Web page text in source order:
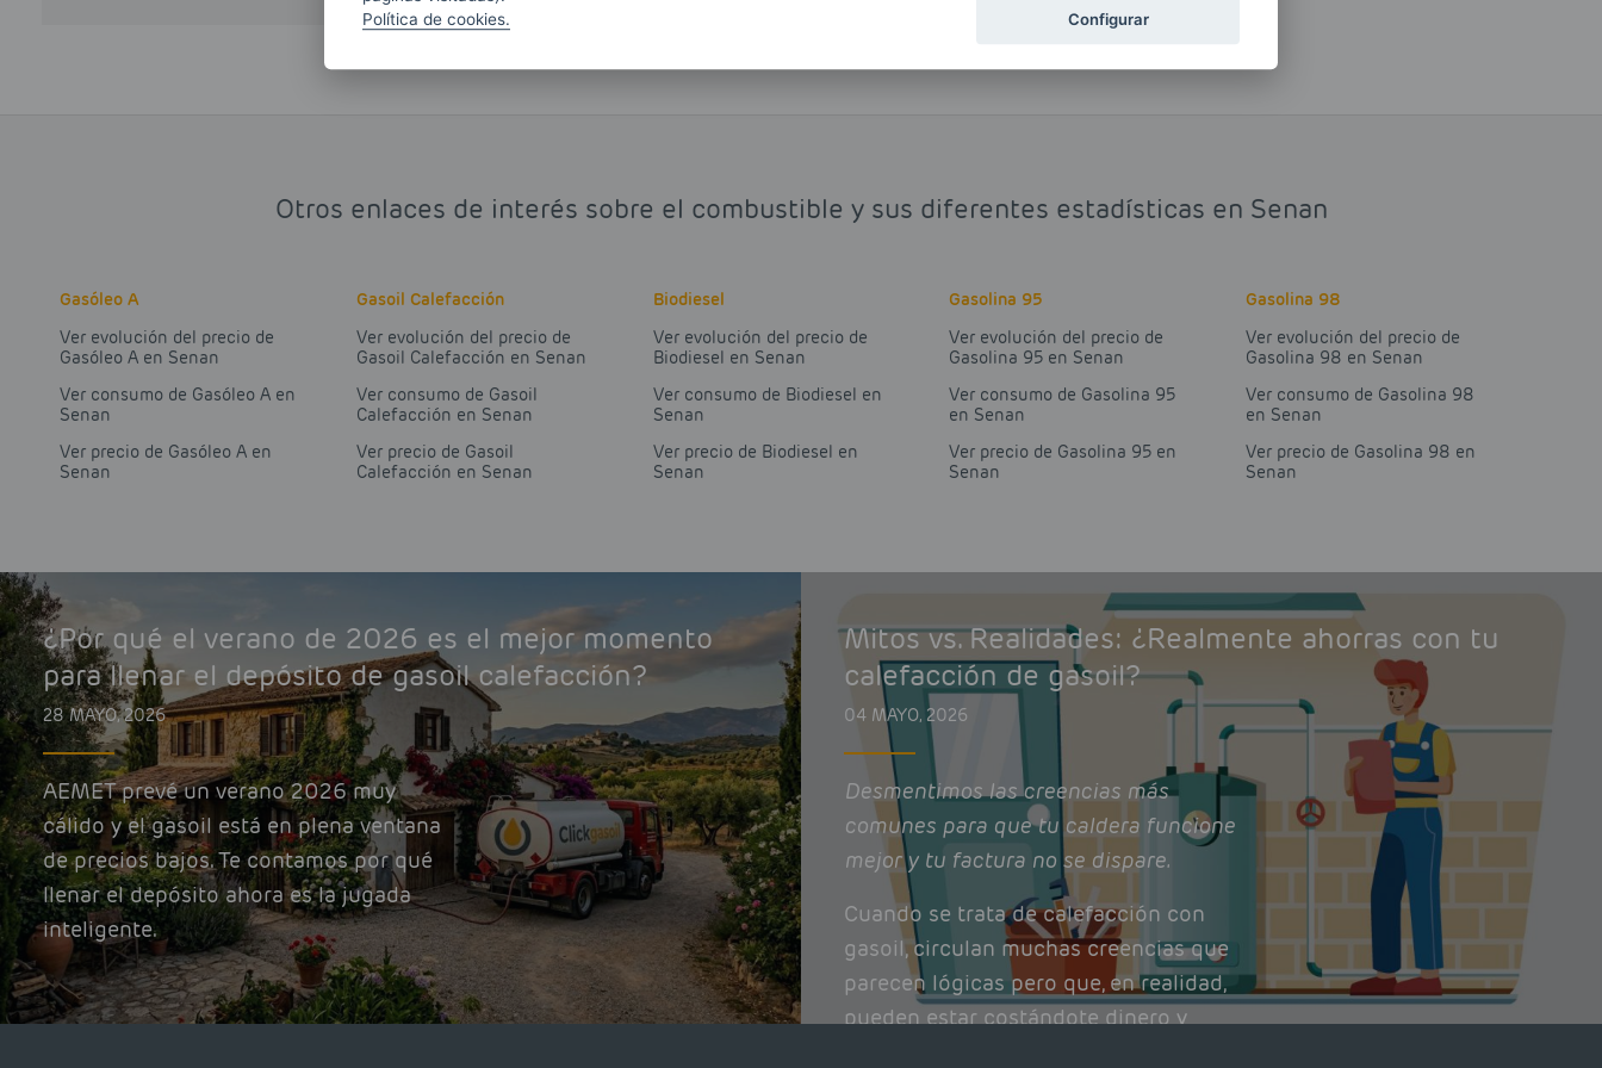
Otros enlaces de interés sobre el combustible y sus diferentes estadísticas en Senan
Gasóleo A
Ver evolución del precio de
Gasóleo A en Senan
Ver consumo de Gasóleo A en
Senan
Ver precio de Gasóleo A en
Senan
Gasoil Calefacción
Ver evolución del precio de
Gasoil Calefacción en Senan
Ver consumo de Gasoil
Calefacción en Senan
Ver precio de Gasoil
Calefacción en Senan
Biodiesel
Ver evolución del precio de
Biodiesel en Senan
Ver consumo de Biodiesel en
Senan
Ver precio de Biodiesel en
Senan
Gasolina 95
Ver evolución del precio de
Gasolina 95 en Senan
Ver consumo de Gasolina 95
en Senan
Ver precio de Gasolina 95 en
Senan
Gasolina 98
Ver evolución del precio de
Gasolina 98 en Senan
Ver consumo de Gasolina 98
en Senan
Ver precio de Gasolina 98 en
Senan
¿Por qué el verano de 2026 es el mejor momento
para llenar el depósito de gasoil calefacción?
28 MAYO, 2026
AEMET prevé un verano 2026 muy
cálido y el gasoil está en plena ventana
de precios bajos. Te contamos por qué
llenar el depósito ahora es la jugada
inteligente.
Mitos vs. Realidades: ¿Realmente ahorras con tu
calefacción de gasoil?
04 MAYO, 2026
Desmentimos las creencias más
comunes para que tu caldera funcione
mejor y tu factura no se dispare.
Cuando se trata de calefacción con
gasoil, circulan muchas creencias que
parecen lógicas pero que, en realidad,
pueden estar costándote dinero y
Política de cookies.
Configurar